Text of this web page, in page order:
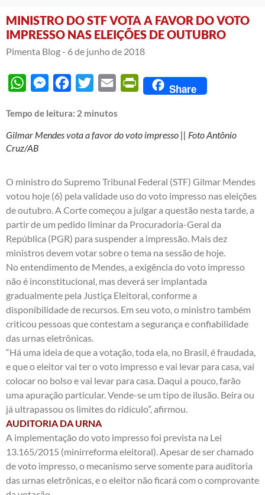
MINISTRO DO STF VOTA A FAVOR DO VOTO
IMPRESSO NAS ELEIÇÕES DE OUTUBRO
Pimenta Blog - 6 de junho de 2018
WhatsAppMessengerFacebook
Twitter Email PrintFriendly
Share
Tempo de leitura: 2 minutos
Gilmar Mendes vota a favor do voto impresso || Foto Antônio
Cruz/AB
O ministro do Supremo Tribunal Federal (STF) Gilmar Mendes
votou hoje (6) pela validade uso do voto impresso nas eleições
de outubro. A Corte começou a julgar a questão nesta tarde, a
partir de um pedido liminar da Procuradoria-Geral da
República (PGR) para suspender a impressão. Mais dez
ministros devem votar sobre o tema na sessão de hoje.
No entendimento de Mendes, a exigência do voto impresso
não é inconstitucional, mas deverá ser implantada
gradualmente pela Justiça Eleitoral, conforme a
disponibilidade de recursos. Em seu voto, o ministro também
criticou pessoas que contestam a segurança e confiabilidade
das urnas eletrônicas.
“Há uma ideia de que a votação, toda ela, no Brasil, é fraudada,
e que o eleitor vai ter o voto impresso e vai levar para casa, vai
colocar no bolso e vai levar para casa. Daqui a pouco, farão
uma apuração particular. Vende-se um tipo de ilusão. Beira ou
já ultrapassou os limites do ridículo”, afirmou.
AUDITORIA DA URNA
A implementação do voto impresso foi prevista na Lei
13.165/2015 (minirreforma eleitoral). Apesar de ser chamado
de voto impresso, o mecanismo serve somente para auditoria
das urnas eletrônicas, e o eleitor não ficará com o comprovante